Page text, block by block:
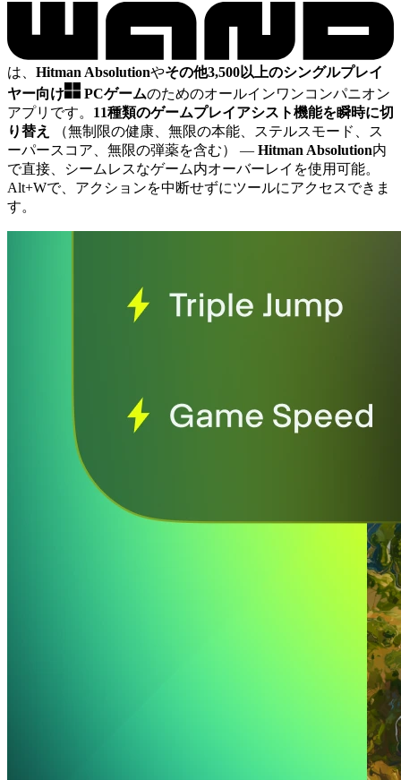
は、 Hitman Absolutionやその他3,500以上のシングルプレイ
ヤー向け
PCゲームのためのオールインワンコンパニオン
アプリです。 11種類のゲームプレイアシスト機能を瞬時に切
り替え
（無制限の健康、無限の本能、ステルスモード、ス
ーパースコア、無限の弾薬を含む） — Hitman Absolution内
で直接、シームレスなゲーム内オーバーレイを使用可能。
Alt+Wで、アクションを中断せずにツールにアクセスできま
す。